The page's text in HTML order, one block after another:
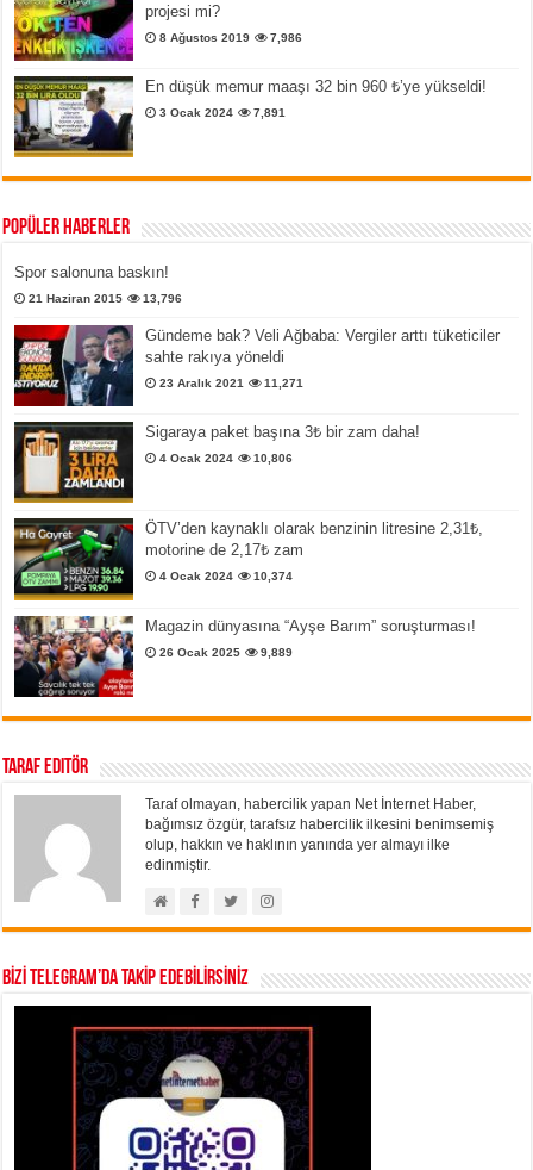
projesi mi?
8 Ağustos 2019 7,986
En düşük memur maaşı 32 bin 960 ₺’ye yükseldi!
3 Ocak 2024 7,891
Popüler Haberler
Spor salonuna baskın!
21 Haziran 2015 13,796
Gündeme bak? Veli Ağbaba: Vergiler arttı tüketiciler
sahte rakıya yöneldi
23 Aralık 2021 11,271
Sigaraya paket başına 3₺ bir zam daha!
4 Ocak 2024 10,806
ÖTV’den kaynaklı olarak benzinin litresine 2,31₺,
motorine de 2,17₺ zam
4 Ocak 2024 10,374
Magazin dünyasına “Ayşe Barım” soruşturması!
26 Ocak 2025 9,889
Taraf Editör
Taraf olmayan, habercilik yapan Net İnternet Haber,
bağımsız özgür, tarafsız habercilik ilkesini benimsemiş
olup, hakkın ve haklının yanında yer almayı ilke
edinmiştir.
BİZİ TELEGRAM’DA TAKİP EDEBİLİRSİNİZ